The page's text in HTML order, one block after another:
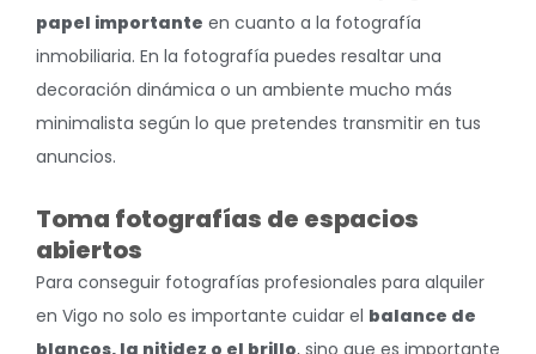
papel importante en cuanto a la fotografía
inmobiliaria. En la fotografía puedes resaltar una
decoración dinámica o un ambiente mucho más
minimalista según lo que pretendes transmitir en tus
anuncios.
Toma fotografías de espacios
abiertos
Para conseguir fotografías profesionales para alquiler
en Vigo no solo es importante cuidar el balance de
blancos, la nitidez o el brillo, sino que es importante